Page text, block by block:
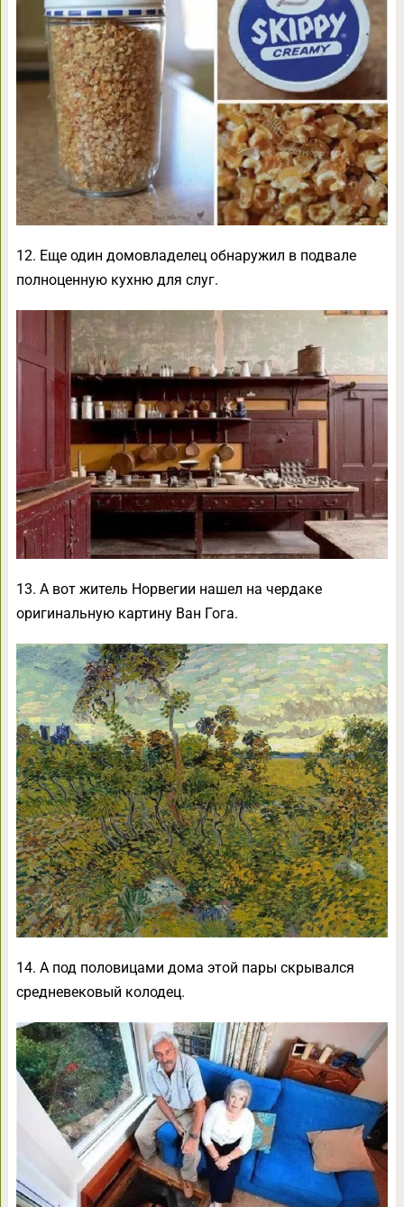
12. Еще один домовладелец обнаружил в подвале
полноценную кухню для слуг.
13. А вот житель Норвегии нашел на чердаке
оригинальную картину Ван Гога.
14. А под половицами дома этой пары скрывался
средневековый колодец.